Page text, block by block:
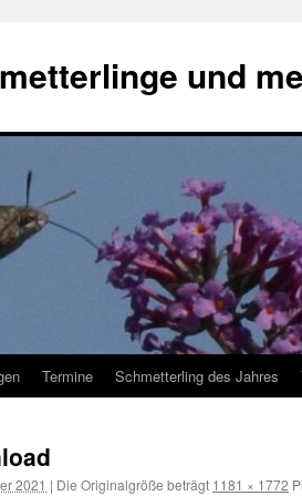
und
Termine Schmetterling des Jahres
2021 | Die Originalgröße beträgt 1181 × 1772